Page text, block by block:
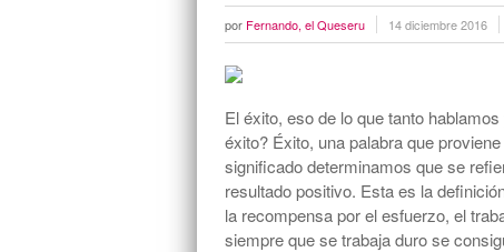
por Fernando, el Queseru 14 diciembre 2016
El éxito, eso de lo que tanto
éxito? Éxito, una palabra que
significado determinamos que se
resultado positivo. Esta es la
la recompensa por el esfuerzo, el
siempre que se trabaja duro se